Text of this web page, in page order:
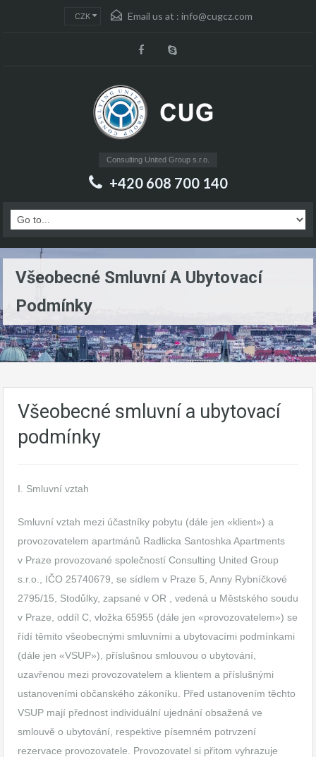
CZK Email us at : info@cugcz.com
Consulting United Group s.r.o.
+420 608 700 140
Všeobecné Smluvní A Ubytovací
Podmínky
Všeobecné smluvní a ubytovací
podmínky
I. Smluvní vztah
Smluvní vztah mezi účastníky pobytu (dále jen «klient») a
provozovatelem apartmánů Radlicka Santoshka Apartments
v Praze provozované společností Consulting United Group
s.r.o., IČO 25740679, se sídlem v Praze 5, Anny Rybníčkové
2795/15, Stodůlky, zapsané v OR , vedená u Městského soudu
v Praze, oddíl C, vložka 65955 (dále jen «provozovatelem») se
řídí těmito všeobecnými smluvními a ubytovacími podmínkami
(dále jen «VSUP»), příslušnou smlouvou o ubytování,
uzavřenou mezi provozovatelem a klientem a příslušnými
ustanoveními občanského zákoníku. Před ustanovením těchto
VSUP mají přednost individuální ujednání obsažená ve
smlouvě o ubytování, respektive písemném potrvzení
rezervace provozovatele. Provozovatel si přitom vyhrazuje